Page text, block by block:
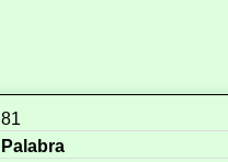
81
Palabra